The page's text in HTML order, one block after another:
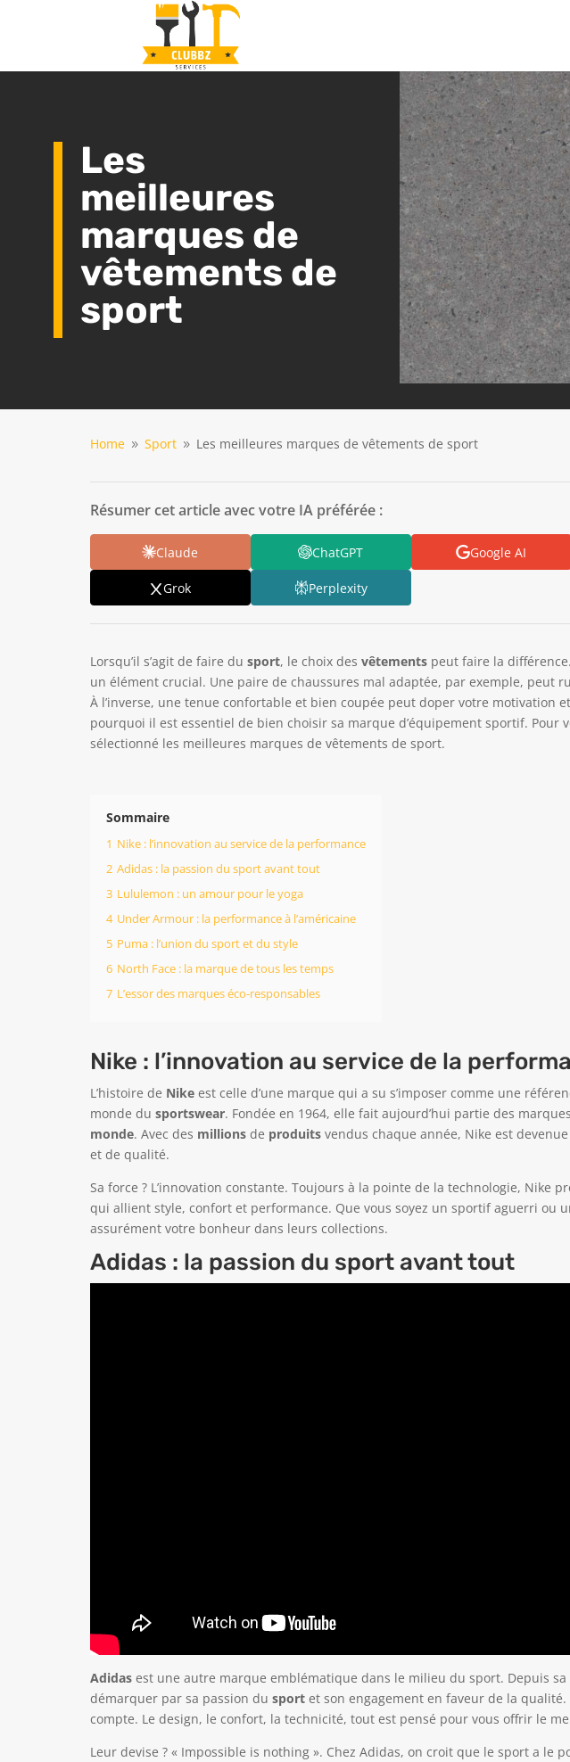
Les
meilleures
marques de
vêtements de
sport
Home 9 Sport 9 Les meilleures marques de vêtements de sport
Résumer cet article avec votre IA préférée :
Claude ChatGPT Google AI
Grok Perplexity
Lorsqu’il s’agit de faire du sport, le choix des vêtementspeut faire la
un élément crucial. Une paire de chaussures mal adaptée, par exemple, peut
À l’inverse, une tenue confortable et bien coupée peut doper votre motivation
pourquoi il est essentiel de bien choisir sa marque d’équipement sportif. Pour
sélectionné les meilleures marques de vêtements de sport.
Sommaire
1 Nike : l’innovation au service de la performance
2 Adidas : la passion du sport avant tout
3 Lululemon : un amour pour le yoga
4 Under Armour : la performance à l’américaine
5 Puma : l’union du sport et du style
6 North Face : la marque de tous les temps
7 L’essor des marques éco-responsables
Nike : l’innovation au service de la
L’histoire de Nikeest celle d’une marque qui a su s’imposer comme une
monde du sportswear. Fondée en 1964, elle fait aujourd’hui partie des
monde. Avec des millionsde produitsvendus chaque année, Nike est
et de qualité.
Sa force ? L’innovation constante. Toujours à la pointe de la technologie, Nike
qui allient style, confort et performance. Que vous soyez un sportif aguerri ou
assurément votre bonheur dans leurs collections.
Adidas : la passion du sport avant tout
Adidasest une autre marque emblématique dans le milieu du sport. Depuis sa
démarquer par sa passion du sportet son engagement en faveur de la qualité.
compte. Le design, le confort, la technicité, tout est pensé pour vous offrir le
Leur devise ? « Impossible is nothing ». Chez Adidas, on croit que le sport a le